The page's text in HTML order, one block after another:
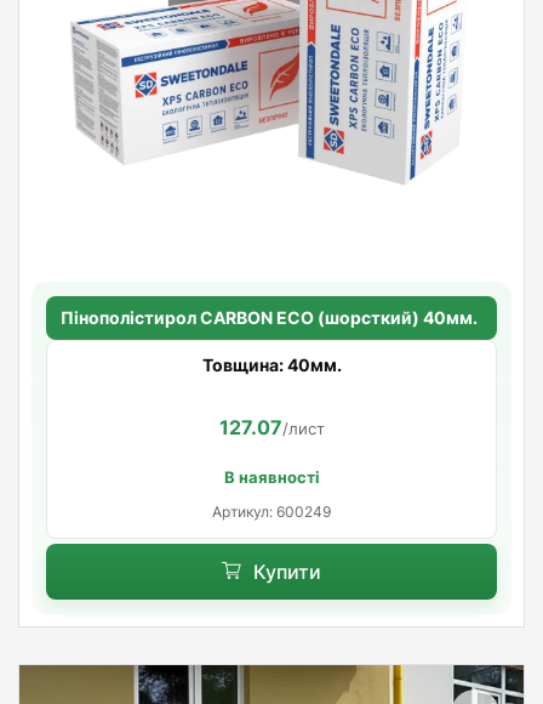
Пінополістирол CARBON ECO (шорсткий) 40мм.
Товщина: 40мм.
127.07/лист
В наявності
Артикул: 600249
Купити